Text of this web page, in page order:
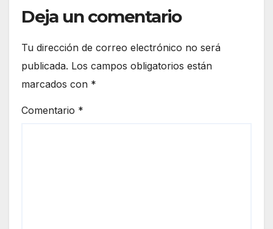
Deja un comentario
Tu dirección de correo electrónico no será
publicada. Los campos obligatorios están
marcados con *
Comentario *